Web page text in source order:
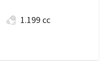
1.199 cc